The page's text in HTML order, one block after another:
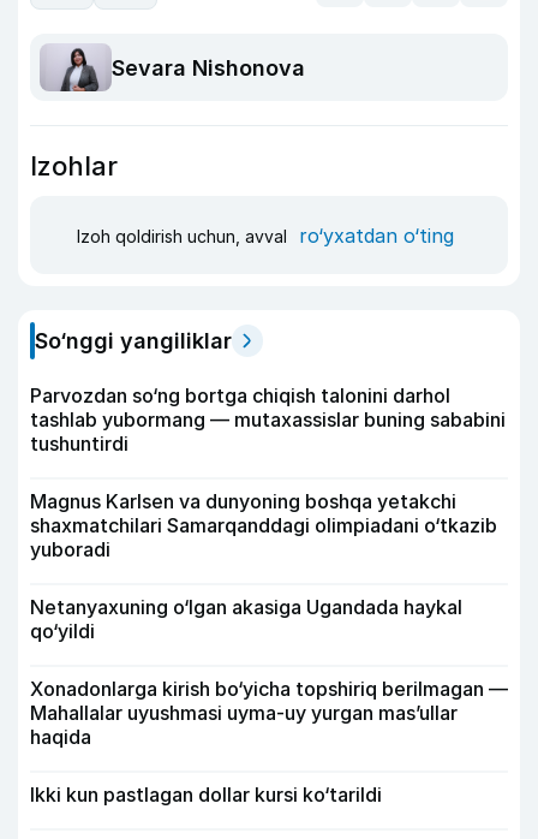
Sevara Nishonova
Izohlar
Izoh qoldirish uchun, avval ro‘yxatdan o‘ting
So‘nggi yangiliklar
Parvozdan so‘ng bortga chiqish talonini darhol
tashlab yubormang — mutaxassislar buning sababini
tushuntirdi
Magnus Karlsen va dunyoning boshqa yetakchi
shaxmatchilari Samarqanddagi olimpiadani o‘tkazib
yuboradi
Netanyaxuning o‘lgan akasiga Ugandada haykal
qo‘yildi
Xonadonlarga kirish bo‘yicha topshiriq berilmagan —
Mahallalar uyushmasi uyma-uy yurgan mas’ullar
haqida
Ikki kun pastlagan dollar kursi ko‘tarildi